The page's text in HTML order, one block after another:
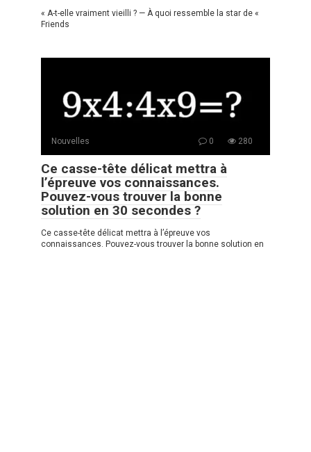
« A-t-elle vraiment vieilli ? — À quoi ressemble la star de «
Friends
Nouvelles 0 280
Ce casse-tête délicat mettra à
l’épreuve vos connaissances.
Pouvez-vous trouver la bonne
solution en 30 secondes ?
Ce casse-tête délicat mettra à l’épreuve vos
connaissances. Pouvez-vous trouver la bonne solution en